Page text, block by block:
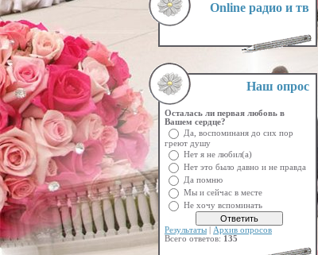
Online радио и тв
Наш опрос
Осталась ли первая любовь в
Вашем сердце?
Да, воспоминаня до сих пор
греют душу
Нет я не любил(а)
Нет это было давно и не правда
Да помню
Мы и сейчас в месте
Не хочу вспоминать
Результаты
Архив опросов
Всего ответов: 135